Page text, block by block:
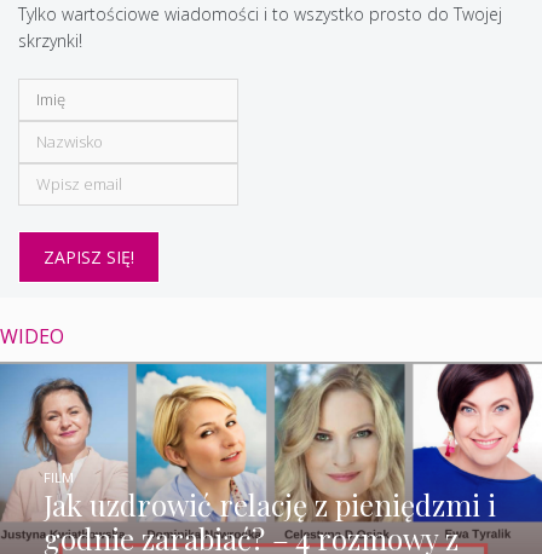
Tylko wartościowe wiadomości i to wszystko prosto do Twojej
skrzynki!
WIDEO
Jak uzdrowić relację z pieniędzmi i
godnie zarabiać? – 4 rozmowy z
FILM